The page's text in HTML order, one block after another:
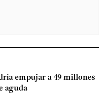
empujar a 49 millones
aguda